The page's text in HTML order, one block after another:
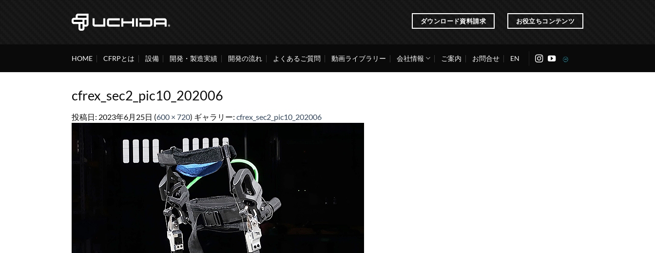
ダウンロード資料請求 お役立ちコンテンツ
HOME CFRPとは 設備 開発・製造実績 開発の流れ よくあるご質問 動画ライブラリー 会社情報 ご案内 お問合せ EN
cfrex_sec2_pic10_202006
投稿日: 2023年6月25日 (600 × 720) ギャラリー: cfrex_sec2_pic10_202006